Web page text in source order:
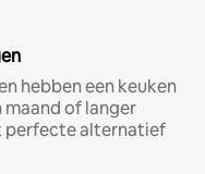
hebben een keuken
maand of langer
perfecte alternatief